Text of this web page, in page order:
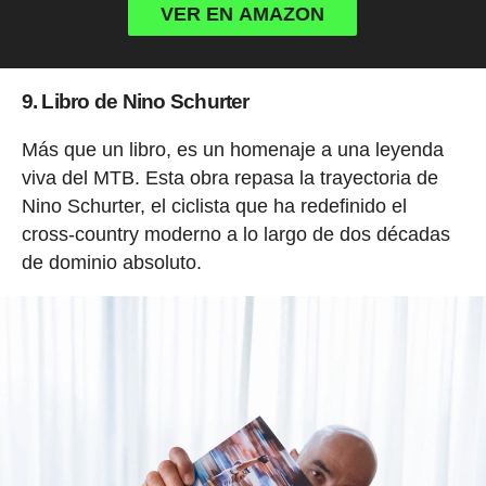
VER EN AMAZON
9. Libro de Nino Schurter
Más que un libro, es un homenaje a una leyenda
viva del MTB. Esta obra repasa la trayectoria de
Nino Schurter, el ciclista que ha redefinido el
cross-country moderno a lo largo de dos décadas
de dominio absoluto.